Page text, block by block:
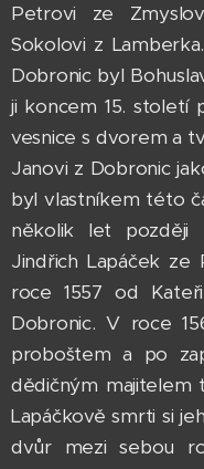
Petrovi ze
Sokolovi z
Dobronic byl
ji koncem 15. století
vesnice s dvorem a
Janovi z Dobronic
byl vlastníkem této
několik let
Jindřich Lapáček ze
roce 1557 od
Dobronic. V roce
proboštem a po
dědičným majitelem
Lapáčkově smrti si
dvůr mezi sebou